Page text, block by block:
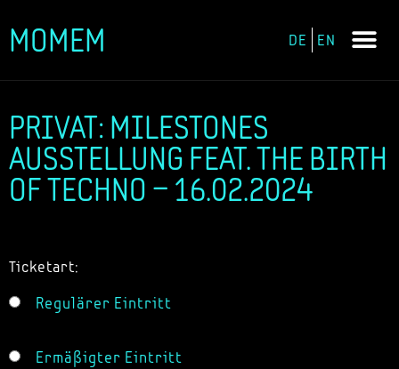
Zum
MOMEM DE EN
PRIVAT: MILESTONES
AUSSTELLUNG FEAT. THE BIRTH
OF TECHNO – 16.02.2024
Ticketart:
Regulärer Eintritt
Ermäßigter Eintritt